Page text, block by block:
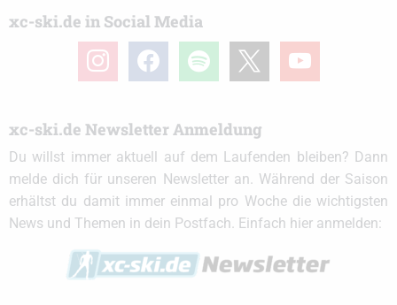
xc-ski.de in Social Media
instagramfacebook spotify youtube
xc-ski.de Newsletter Anmeldung
Du willst immer aktuell auf dem Laufenden bleiben? Dann
melde dich für unseren Newsletter an. Während der Saison
erhältst du damit immer einmal pro Woche die wichtigsten
News und Themen in dein Postfach. Einfach hier anmelden: